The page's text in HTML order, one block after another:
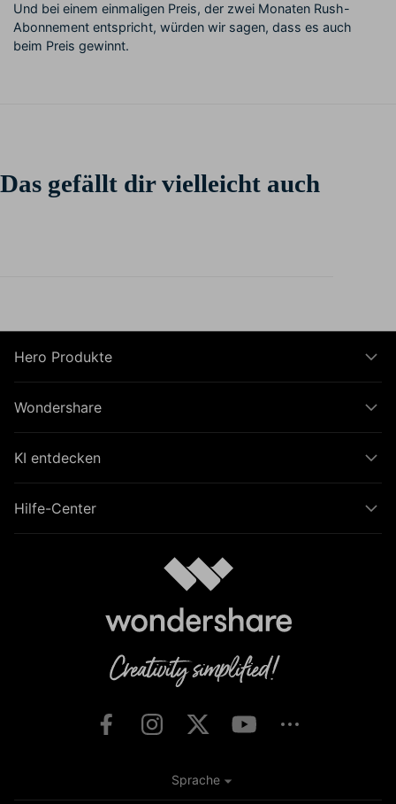
Und bei einem einmaligen Preis, der zwei Monaten Rush-
Abonnement entspricht, würden wir sagen, dass es auch
beim Preis gewinnt.
Das gefällt dir vielleicht auch
Hero Produkte
Wondershare
KI entdecken
Hilfe-Center
Sprache